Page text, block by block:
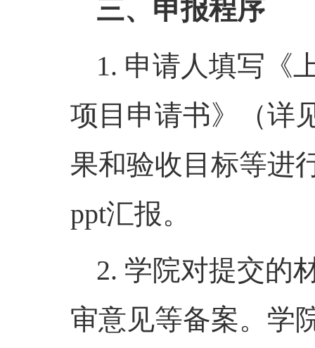
三、申报程序
1. 申请人填写《
项目申请书》（详
果和验收目标等进
ppt汇报。
2. 学院对提交的
审意见等备案。学